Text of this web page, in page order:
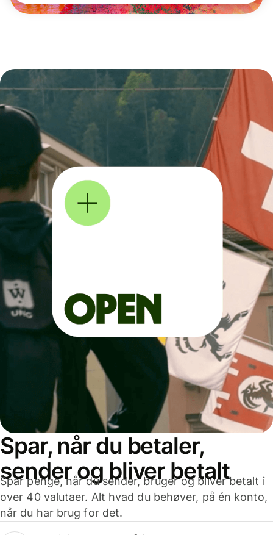
Spar, når du betaler,
sender og bliver betalt
Spar penge, når du sender, bruger og bliver betalt i
over 40 valutaer. Alt hvad du behøver, på én konto,
når du har brug for det.